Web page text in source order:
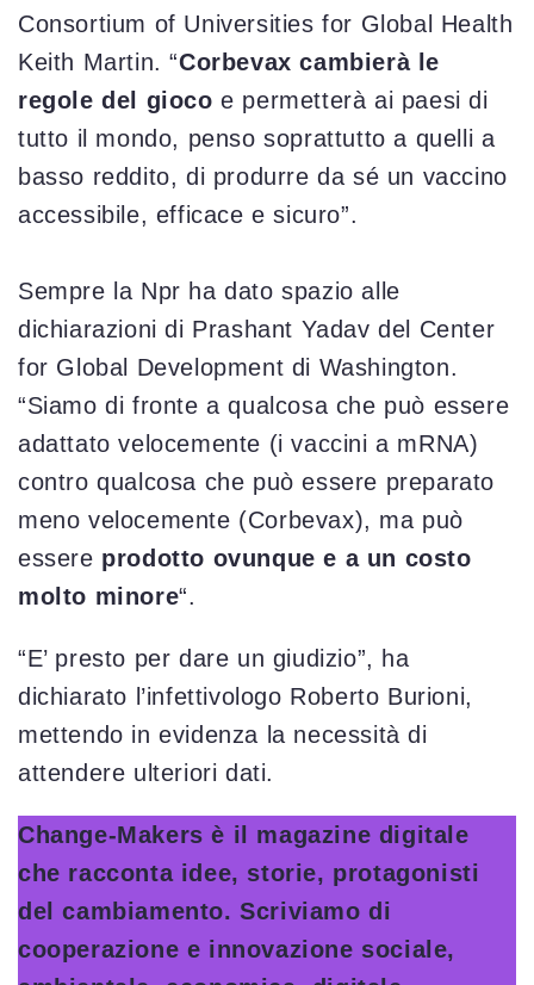
Consortium of Universities for Global Health
Keith Martin. “Corbevax cambierà le
regole del gioco e permetterà ai paesi di
tutto il mondo, penso soprattutto a quelli a
basso reddito, di produrre da sé un vaccino
accessibile, efficace e sicuro”.
Sempre la Npr ha dato spazio alle
dichiarazioni di Prashant Yadav del Center
for Global Development di Washington.
“Siamo di fronte a qualcosa che può essere
adattato velocemente (i vaccini a mRNA)
contro qualcosa che può essere preparato
meno velocemente (Corbevax), ma può
essere prodotto ovunque e a un costo
molto minore“.
“E’ presto per dare un giudizio”, ha
dichiarato l’infettivologo Roberto Burioni,
mettendo in evidenza la necessità di
attendere ulteriori dati.
Change-Makers è il magazine digitale
che racconta idee, storie, protagonisti
del cambiamento. Scriviamo di
cooperazione e innovazione sociale,